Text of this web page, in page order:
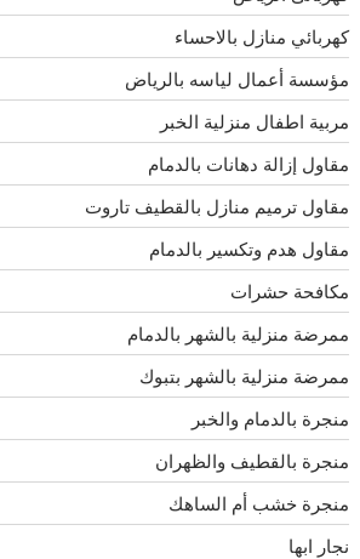
كهربائي منازل بالاحساء
مؤسسة أعمال لياسه بالرياض
مربية اطفال منزلية الخبر
مقاول إزالة دهانات بالدمام
مقاول ترميم منازل بالقطيف تاروت
مقاول هدم وتكسير بالدمام
مكافحة حشرات
ممرضة منزلية بالشهر بالدمام
ممرضة منزلية بالشهر بتبوك
منجرة بالدمام والخبر
منجرة بالقطيف والظهران
منجرة خشب أم الساهك
نجار ابها